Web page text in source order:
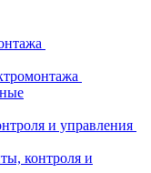
и управления
контроля и